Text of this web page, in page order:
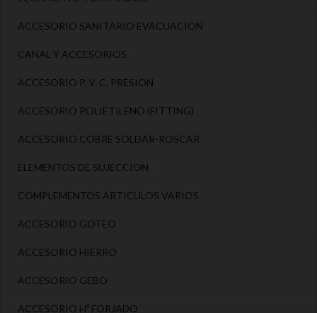
ACCESORIO SANITARIO EVACUACION
CANAL Y ACCESORIOS
ACCESORIO P. V. C. PRESION
ACCESORIO POLIETILENO (FITTING)
ACCESORIO COBRE SOLDAR-ROSCAR
ELEMENTOS DE SUJECCION
COMPLEMENTOS ARTICULOS VARIOS
ACCESORIO GOTEO
ACCESORIO HIERRO
ACCESORIO GEBO
ACCESORIO Hº FORJADO